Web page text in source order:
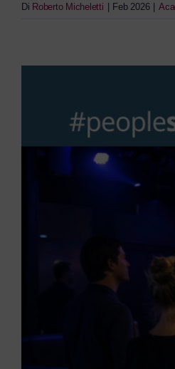
Di Roberto Micheletti | Feb 2026 |